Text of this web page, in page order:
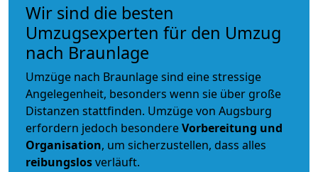
Wir sind die besten
Umzugsexperten für den Umzug
nach Braunlage
Umzüge nach Braunlage sind eine stressige
Angelegenheit, besonders wenn sie über große
Distanzen stattfinden. Umzüge von Augsburg
erfordern jedoch besondereVorbereitung und
Organisation, um sicherzustellen, dass alles
reibungslosverläuft.